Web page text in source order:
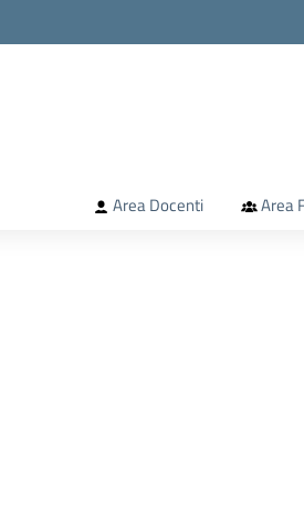
Area Docenti Area